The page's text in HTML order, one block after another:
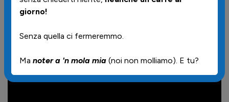
giorno!
Senza quella ci fermeremmo.
Ma noter a 'n mola mia (noi non molliamo). E tu?